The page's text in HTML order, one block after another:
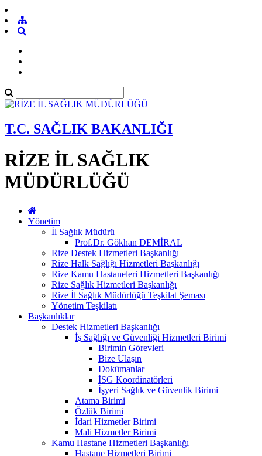
T.C. SAĞLIK BAKANLIĞI
RİZE İL SAĞLIK
MÜDÜRLÜĞÜ
Yönetim
İl Sağlık Müdürü
Prof.Dr. Gökhan DEMİRAL
Rize Destek Hizmetleri Başkanlığı
Rize Halk Sağlığı Hizmetleri Başkanlığı
Rize Kamu Hastaneleri Hizmetleri Başkanlığı
Rize Sağlık Hizmetleri Başkanlığı
Rize İl Sağlık Müdürlüğü Teşkilat Şeması
Yönetim Teşkilatı
Başkanlıklar
Destek Hizmetleri Başkanlığı
İş Sağlığı ve Güvenliği Hizmetleri Birimi
Birimin Görevleri
Bize Ulaşın
Dokümanlar
İSG Koordinatörleri
İşyeri Sağlık ve Güvenlik Birimi
Atama Birimi
Özlük Birimi
İdari Hizmetler Birimi
Mali Hizmetler Birimi
Kamu Hastane Hizmetleri Başkanlığı
Hastane Hizmetleri Birimi